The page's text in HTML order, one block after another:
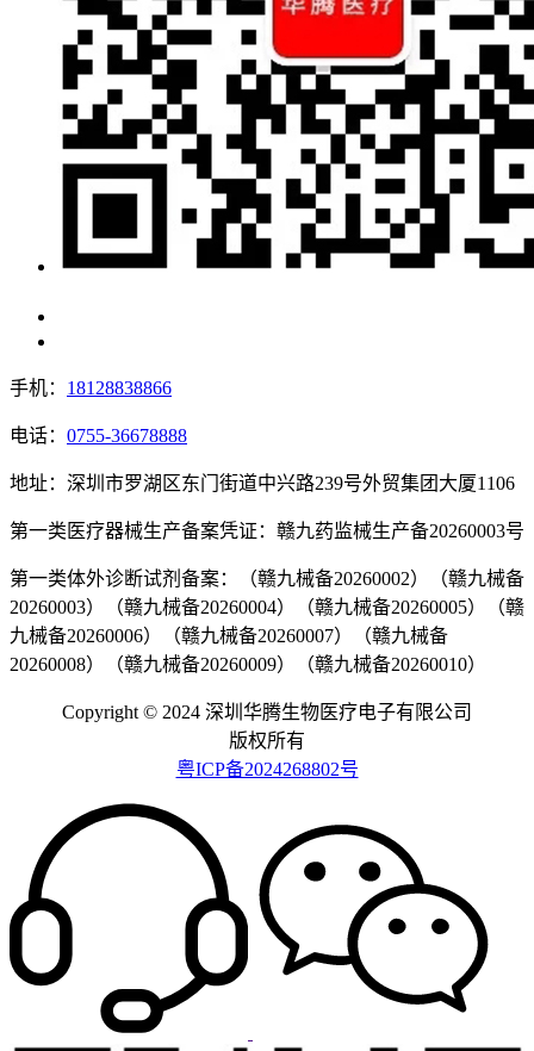
手机： 18128838866
电话： 0755-36678888
地址：深圳市罗湖区东门街道中兴路239号外贸集团大厦1106
第一类医疗器械生产备案凭证：赣九药监械生产备20260003号
第一类体外诊断试剂备案：（赣九械备20260002）（赣九械备
20260003）（赣九械备20260004）（赣九械备20260005）（赣
九械备20260006）（赣九械备20260007）（赣九械备
20260008）（赣九械备20260009）（赣九械备20260010）
Copyright © 2024 深圳华腾生物医疗电子有限公司
版权所有
粤ICP备2024268802号